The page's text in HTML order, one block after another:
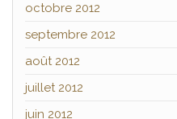
octobre 2012
septembre 2012
août 2012
juillet 2012
juin 2012